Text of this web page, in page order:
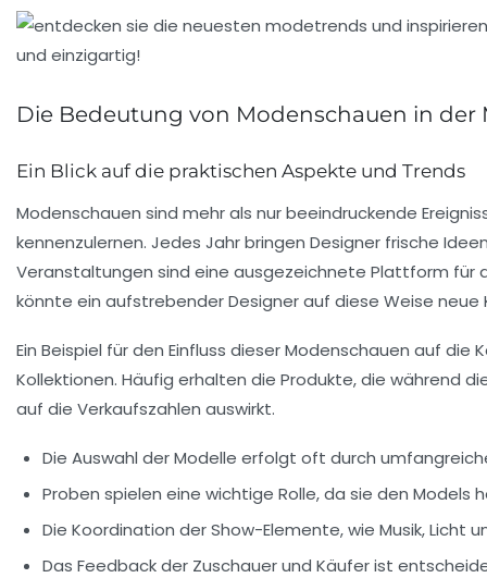
Die Bedeutung von Modenschauen in der
Ein Blick auf die praktischen Aspekte und Trends
Modenschauen sind mehr als nur beeindruckende
kennenzulernen. Jedes Jahr bringen Designer frische
Veranstaltungen sind eine ausgezeichnete Plattform für
könnte ein aufstrebender Designer auf diese Weise
Ein Beispiel für den Einfluss dieser Modenschauen auf die
Kollektionen. Häufig erhalten die Produkte, die während
auf die Verkaufszahlen auswirkt.
Die Auswahl der Modelle erfolgt oft durch
Proben spielen eine wichtige Rolle, da sie den Models
Die Koordination der Show-Elemente, wie Musik, Licht
Das Feedback der Zuschauerund Käufer ist